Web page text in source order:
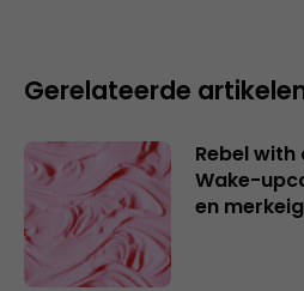
Gerelateerde
Rebel
Wake-
en